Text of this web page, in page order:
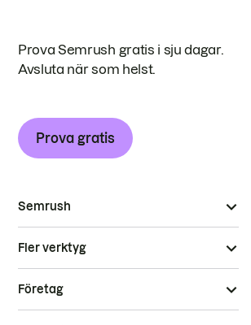
Prova Semrush gratis i sju dagar.
Avsluta när som helst.
Prova gratis
Semrush
Fler verktyg
Företag